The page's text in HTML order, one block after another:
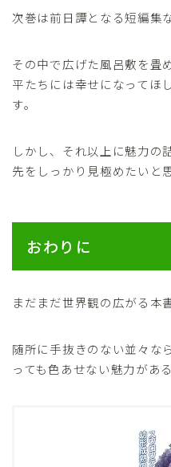
次巻は前日譚となる短編集
その中で広げた風呂敷を畳
平たちには幸せになってほ
す。
しかし、それ以上に魅力の
先をしっかり見極めたいと
おわりに
まだまだ世界観の広がる本書
随所に手抜きのない並々な
っても色あせない魅力があ